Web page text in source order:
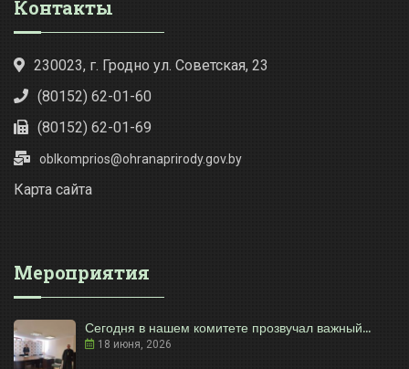
Контакты
230023, г. Гродно ул. Советская, 23
(80152) 62-01-60
(80152) 62-01-69
oblkomprios@ohranaprirody.gov.by
Карта сайта
Мероприятия
Сегодня в нашем комитете прозвучал важный...
18 июня, 2026